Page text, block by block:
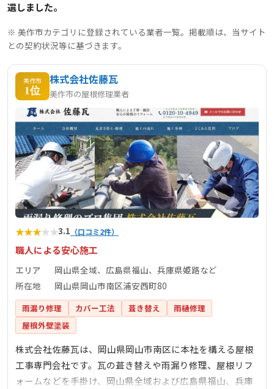
選しました。
※ 美作市カテゴリに登録されている業者一覧。掲載順は、当サイト
との契約状況等に基づきます。
美作市
1位
株式会社佐藤瓦
美作市の屋根修理業者
★★★★★3.1 （口コミ2件）
職人による安心施工
エリア
岡山県全域、広島県福山、兵庫県姫路など
所在地
岡山県岡山市南区浦安西町80
雨漏り修理 カバー工法 葺き替え
雨樋修理
屋根外壁塗装
株式会社佐藤瓦は、岡山県岡山市南区に本社を構える屋根
工事専門会社です。瓦の葺き替えや雨漏り修理、屋根リフ
ォームなどを手掛け、岡山県全域および広島県福山、兵庫